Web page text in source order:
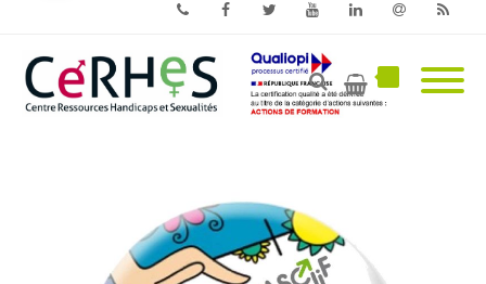
PhoneFacebookTwitterYoutube